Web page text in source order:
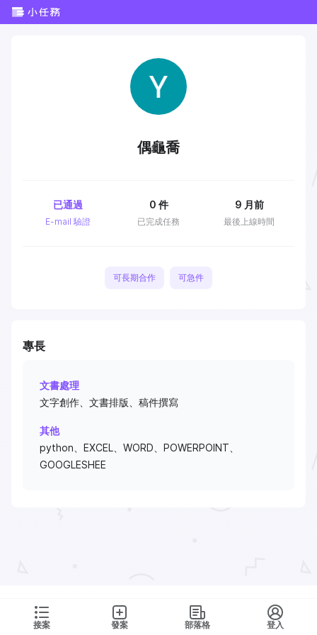
接案 發案 部落格 登入
偶龜喬
E-mail 驗證
已通過
已完成任務
0 件
最後上線時間
9 月前
可長期合作 可急件
專長
文書處理
文字創作、文書排版、稿件撰寫
其他
python、EXCEL、WORD、POWERPOINT、
GOOGLESHEE